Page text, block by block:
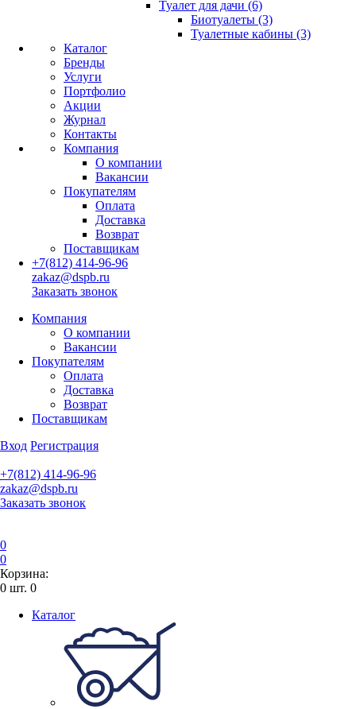
Туалет для дачи (6)
Биотуалеты (3)
Туалетные кабины (3)
Каталог
Бренды
Услуги
Портфолио
Акции
Журнал
Контакты
Компания
О компании
Вакансии
Покупателям
Оплата
Доставка
Возврат
Поставщикам
+7(812) 414-96-96
zakaz@dspb.ru
Заказать звонок
Компания
О компании
Вакансии
Покупателям
Оплата
Доставка
Возврат
Поставщикам
Вход Регистрация
+7(812) 414-96-96
zakaz@dspb.ru
Заказать звонок
0
0
Корзина:
0 шт. 0
Каталог